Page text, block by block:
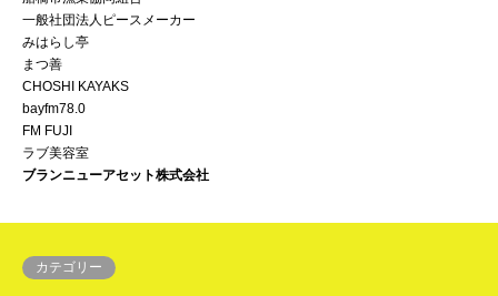
一般社団法人ピースメーカー
みはらし亭
まつ善
CHOSHI KAYAKS
bayfm78.0
FM FUJI
ラブ美容室
ブランニューアセット株式会社
カテゴリー